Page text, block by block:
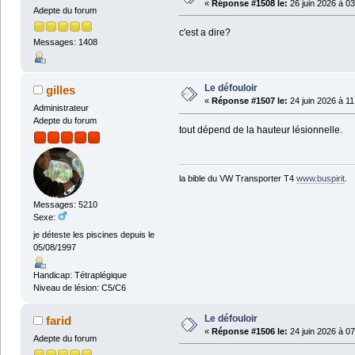
Adepte du forum
Messages: 1408
« Réponse #1508 le: 26 juin 2026 à
c'est a dire?
gilles
Administrateur
Adepte du forum
Messages: 5210
Sexe:
je déteste les piscines depuis le
05/08/1997
Handicap: Tétraplégique
Niveau de lésion: C5/C6
Le défouloir
« Réponse #1507 le: 24 juin 2026 à
tout dépend de la hauteur lésionnelle.
la bible du VW Transporter T4 www.buspirit.
farid
Adepte du forum
Le défouloir
« Réponse #1506 le: 24 juin 2026 à